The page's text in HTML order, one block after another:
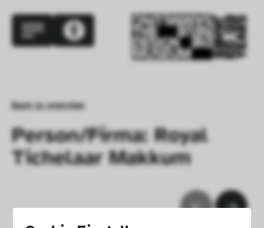
Back to overview
Person/Firma: Royal
Tichelaar Makkum